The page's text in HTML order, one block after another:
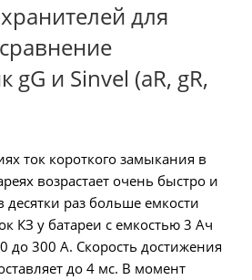
для
gG и Sinvel (aR, gR,
ток короткого замыкания в
возрастает очень быстро и
десятки раз больше емкости
КЗ у батареи с емкостью 3 Ач
до 300 А. Скорость достижения
до 4 мс. В момент